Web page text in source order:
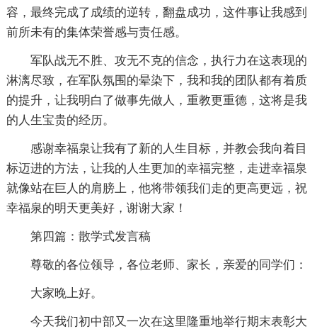
容，最终完成了成绩的逆转，翻盘成功，这件事让我感到
前所未有的集体荣誉感与责任感。
军队战无不胜、攻无不克的信念，执行力在这表现的
淋漓尽致，在军队氛围的晕染下，我和我的团队都有着质
的提升，让我明白了做事先做人，重教更重德，这将是我
的人生宝贵的经历。
感谢幸福泉让我有了新的人生目标，并教会我向着目
标迈进的方法，让我的人生更加的幸福完整，走进幸福泉
就像站在巨人的肩膀上，他将带领我们走的更高更远，祝
幸福泉的明天更美好，谢谢大家！
第四篇：散学式发言稿
尊敬的各位领导，各位老师、家长，亲爱的同学们：
大家晚上好。
今天我们初中部又一次在这里隆重地举行期末表彰大